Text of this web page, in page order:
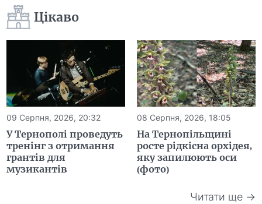
Цікаво
09 Серпня, 2026, 20:32
У Тернополі проведуть
тренінг з отримання
грантів для
музикантів
08 Серпня, 2026, 18:05
На Тернопільщині
росте рідкісна орхідея,
яку запилюють оси
(фото)
Читати ще →